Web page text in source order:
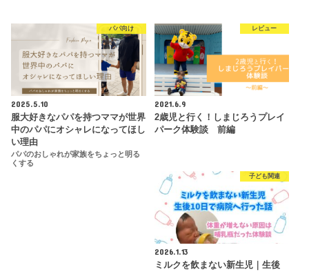
パパ向け
2025.5.10
服大好きなパパを持つママが世界
中のパパにオシャレになってほし
い理由
パパのおしゃれが家族をちょっと明る
くする
レビュー
2021.6.9
2歳児と行く！しまじろうプレイ
パーク体験談 前編
子ども関連
2026.1.13
ミルクを飲まない新生児｜生後